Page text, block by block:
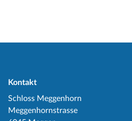
Kontakt
Schloss Meggenhorn
Meggenhornstrasse